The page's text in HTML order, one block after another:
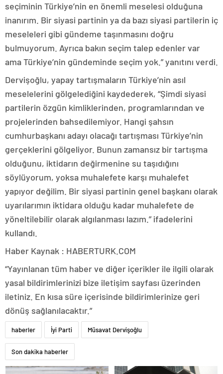
seçiminin Türkiye’nin en önemli meselesi olduğuna
inanırım. Bir siyasi partinin ya da bazı siyasi partilerin iç
meseleleri gibi gündeme taşınmasını doğru
bulmuyorum. Ayrıca bakın seçim talep edenler var
ama Türkiye’nin gündeminde seçim yok.” yanıtını verdi.
Dervişoğlu, yapay tartışmaların Türkiye’nin asıl
meselelerini gölgelediğini kaydederek, “Şimdi siyasi
partilerin özgün kimliklerinden, programlarından ve
projelerinden bahsedilemiyor. Hangi şahsın
cumhurbaşkanı adayı olacağı tartışması Türkiye’nin
gerçeklerini gölgeliyor. Bunun zamansız bir tartışma
olduğunu, iktidarın değirmenine su taşıdığını
söylüyorum, yoksa muhalefete karşı muhalefet
yapıyor değilim. Bir siyasi partinin genel başkanı olarak
uyarılarımın iktidara olduğu kadar muhalefete de
yöneltilebilir olarak algılanması lazım.” ifadelerini
kullandı.
Haber Kaynak : HABERTURK.COM
“Yayınlanan tüm haber ve diğer içerikler ile ilgili olarak
yasal bildirimlerinizi bize iletişim sayfası üzerinden
iletiniz. En kısa süre içerisinde bildirimlerinize geri
dönüş sağlanılacaktır.”
haberler İyi Parti Müsavat Dervişoğlu
Son dakika haberler